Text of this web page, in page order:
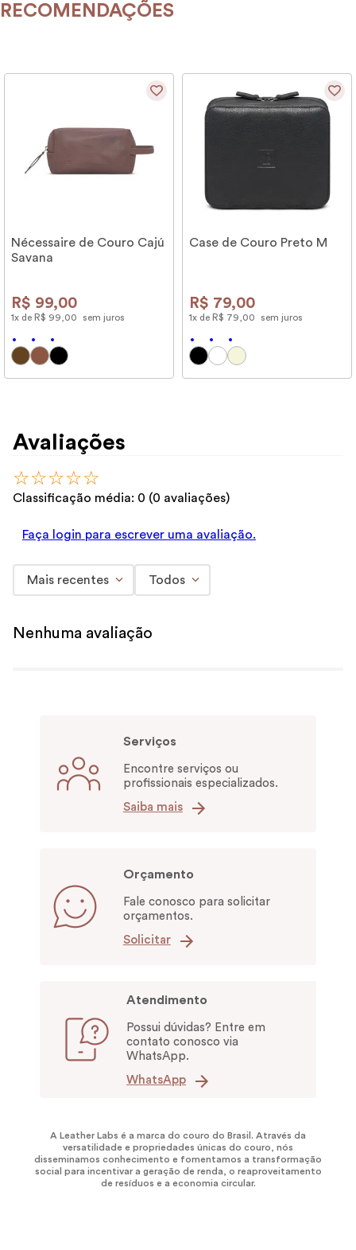
RECOMENDAÇÕES
Nécessaire de Couro Cajú
Savana
R$ 99,00
1x de R$ 99 00 sem juros
Case de Couro Preto M
R$ 79,00
1x de R$ 79 00 sem juros
Avaliações
☆☆☆☆☆
Classificação média: 0 (0 avaliações)
Faça login para escrever uma avaliação.
Mais recentes Todos
Nenhuma avaliação
Serviços
Encontre serviços ou
profissionais especializados.
Saiba mais
Orçamento
Fale conosco para solicitar
orçamentos.
Solicitar
Atendimento
Possui dúvidas? Entre em
contato conosco via
WhatsApp.
WhatsApp
A Leather Labs é a marca do couro do Brasil. Através da
versatilidade e propriedades únicas do couro, nós
disseminamos conhecimento e fomentamos a transformação
social para incentivar a geração de renda, o reaproveitamento
de resíduos e a economia circular.